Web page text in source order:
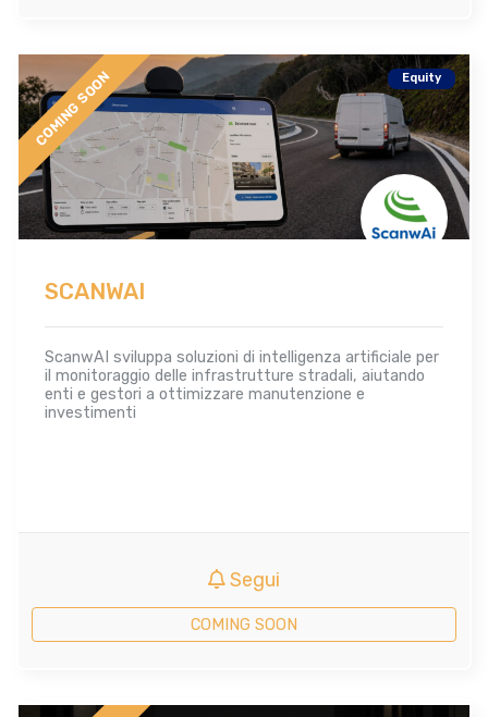
COMING SOON Equity
SCANWAI
ScanwAI sviluppa soluzioni di intelligenza artificiale per
il monitoraggio delle infrastrutture stradali, aiutando
enti e gestori a ottimizzare manutenzione e
investimenti
Segui
COMING SOON